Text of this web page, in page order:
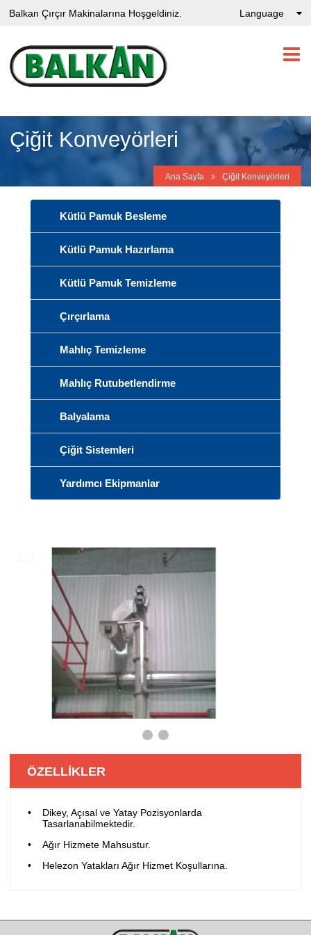
Balkan Çırçır Makinalarına Hoşgeldiniz. Language
Ana Sayfa Çiğit Konveyörleri
Çiğit Konveyörleri
Kütlü Pamuk Besleme
Kütlü Pamuk Hazırlama
Kütlü Pamuk Temizleme
Çırçırlama
Mahlıç Temizleme
Mahlıç Rutubetlendirme
Balyalama
Çiğit Sistemleri
Yardımcı Ekipmanlar
ÖZELLİKLER
Dikey, Açısal ve Yatay Pozisyonlarda
Tasarlanabilmektedir.
Ağır Hizmete Mahsustur.
Helezon Yatakları Ağır Hizmet Koşullarına.